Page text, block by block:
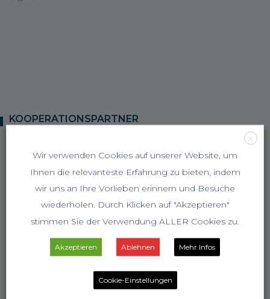
KOOPERATIONSPARTNER
X
Wir verwenden Cookies auf unserer Website, um
Ihnen die relevanteste Erfahrung zu bieten, indem
wir uns an Ihre Vorlieben erinnern und Besuche
wiederholen. Durch Klicken auf "Akzeptieren"
stimmen Sie der Verwendung ALLER Cookies zu.
Akzeptieren Ablehnen Mehr Infos
Cookie-Einstellungen